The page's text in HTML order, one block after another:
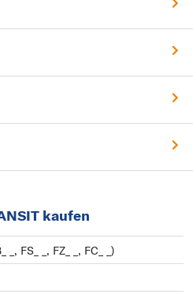
kaufen
_, FS_ _, FZ_ _, FC_ _)